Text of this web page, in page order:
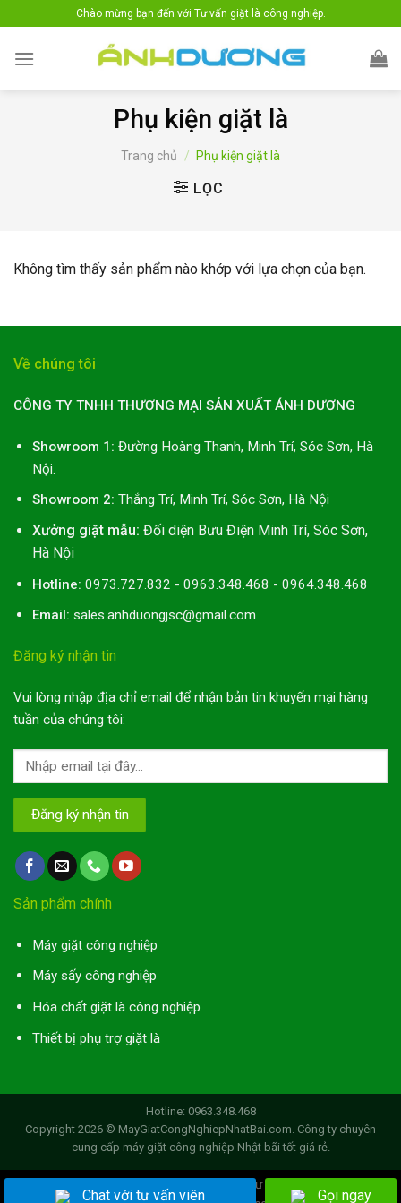
to
content
Chào mừng bạn đến với Tư vấn giặt là công nghiệp.
Phụ kiện giặt là
Trang chủ / Phụ kiện giặt là
LỌC
Không tìm thấy sản phẩm nào khớp với lựa chọn của bạn.
Về chúng tôi
CÔNG TY TNHH THƯƠNG MẠI SẢN XUẤT ÁNH DƯƠNG
Showroom 1: Đường Hoàng Thanh, Minh Trí, Sóc Sơn, Hà
Nội.
Showroom 2: Thắng Trí, Minh Trí, Sóc Sơn, Hà Nội
Xưởng giặt mẫu: Đối diện Bưu Điện Minh Trí, Sóc Sơn,
Hà Nội
Hotline: 0973.727.832 - 0963.348.468 - 0964.348.468
Email: sales.anhduongjsc@gmail.com
Đăng ký nhận tin
Vui lòng nhập địa chỉ email để nhận bản tin khuyến mại hàng
tuần của chúng tôi:
Sản phẩm chính
Máy giặt công nghiệp
Máy sấy công nghiệp
Hóa chất giặt là công nghiệp
Thiết bị phụ trợ giặt là
Hotline: 0963.348.468
Copyright 2026 © MayGiatCongNghiepNhatBai.com. Công ty chuyên
cung cấp máy giặt công nghiệp Nhật bãi tốt giá rẻ.
Chào mừng bạn đến với Giao diện web của Tư vấn giặt là công nghiệp
Chat với tư vấn viên Gọi ngay